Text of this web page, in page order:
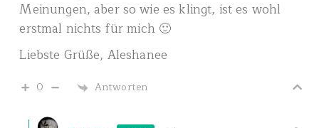
Meinungen, aber so wie es klingt, ist es wohl
erstmal nichts für mich 🙂
Liebste Grüße, Aleshanee
0 Antworten